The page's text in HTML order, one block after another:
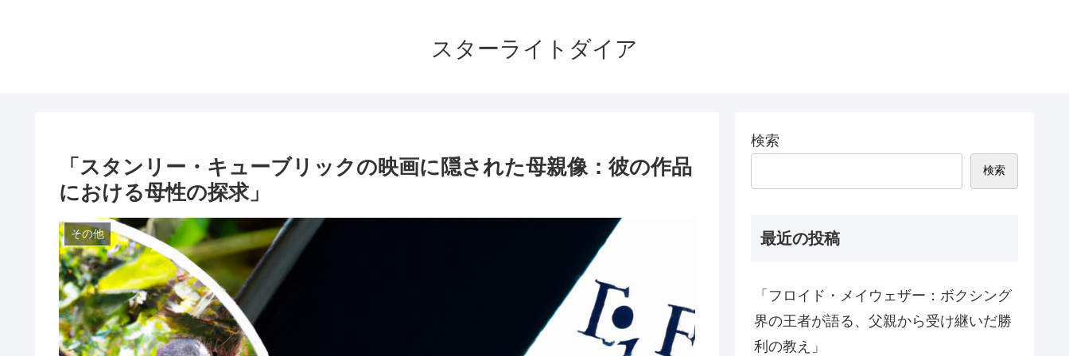
スターライトダイア
「スタンリー・キューブリックの映画に隠された母親像：彼の作品
における母性の探求」
その他
検索
検索
最近の投稿
「フロイド・メイウェザー：ボクシング
界の王者が語る、父親から受け継いだ勝
利の教え」